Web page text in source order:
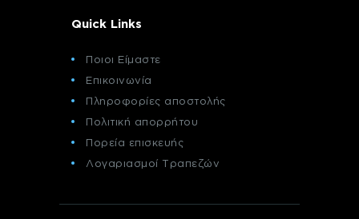
Quick Links
Ποιοι Είμαστε
Επικοινωνία
Πληροφορίες αποστολής
Πολιτική απορρήτου
Πορεία επισκευής
Λογαριασμοί Τραπεζών